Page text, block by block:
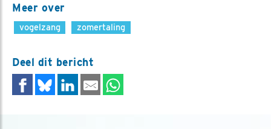
Meer over
vogelzang zomertaling
Deel dit bericht